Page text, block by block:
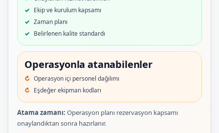
Ekip ve kurulum kapsamı
Zaman planı
Belirlenen kalite standardı
Operasyonla atanabilenler
Operasyon içi personel dağılımı
Eşdeğer ekipman kodları
Atama zamanı: Operasyon planı rezervasyon kapsamı
onaylandıktan sonra hazırlanır.